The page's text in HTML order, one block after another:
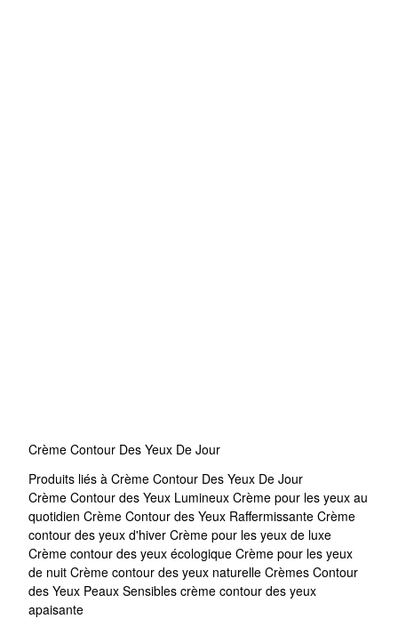
Crème Contour Des Yeux De Jour
Produits liés à Crème Contour Des Yeux De Jour
Crème Contour des Yeux Lumineux Crème pour les yeux au
quotidien Crème Contour des Yeux Raffermissante Crème
contour des yeux d'hiver Crème pour les yeux de luxe
Crème contour des yeux écologique Crème pour les yeux
de nuit Crème contour des yeux naturelle Crèmes Contour
des Yeux Peaux Sensibles crème contour des yeux
apaisante